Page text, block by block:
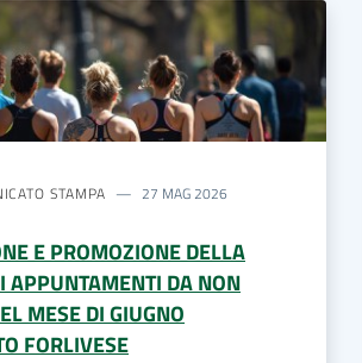
STAMPA 27 MAG 2026
E PROMOZIONE DELLA
APPUNTAMENTI DA NON
MESE DI GIUGNO
FORLIVESE